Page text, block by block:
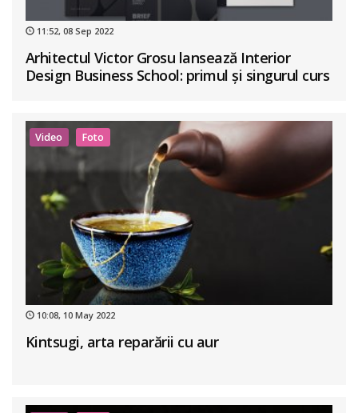
11:52, 08 Sep 2022
Arhitectul Victor Grosu lansează Interior
Design Business School: primul și singurul curs
Video Foto
10:08, 10 May 2022
Kintsugi, arta reparării cu aur